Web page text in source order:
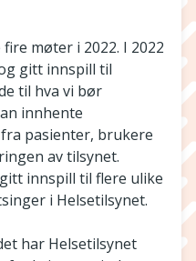
møter i 2022. I 2022
gitt innspill til
til hva vi bør
innhente
pasienter, brukere
av tilsynet.
innspill til flere ulike
i Helsetilsynet.
har Helsetilsynet